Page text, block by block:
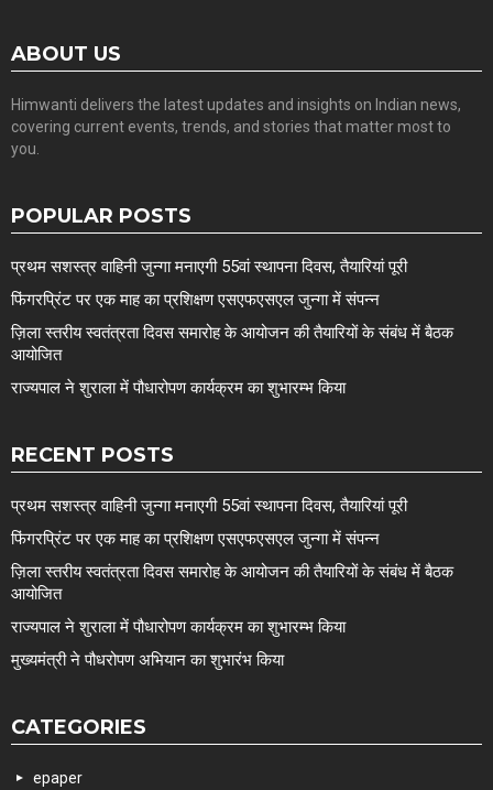
ABOUT US
Himwanti delivers the latest updates and insights on Indian news,
covering current events, trends, and stories that matter most to
you.
POPULAR POSTS
प्रथम सशस्त्र वाहिनी जुन्गा मनाएगी 55वां स्थापना दिवस, तैयारियां पूरी
फिंगरप्रिंट पर एक माह का प्रशिक्षण एसएफएसएल जुन्गा में संपन्न
ज़िला स्तरीय स्वतंत्रता दिवस समारोह के आयोजन की तैयारियों के संबंध में बैठक
आयोजित
राज्यपाल ने शुराला में पौधारोपण कार्यक्रम का शुभारम्भ किया
RECENT POSTS
प्रथम सशस्त्र वाहिनी जुन्गा मनाएगी 55वां स्थापना दिवस, तैयारियां पूरी
फिंगरप्रिंट पर एक माह का प्रशिक्षण एसएफएसएल जुन्गा में संपन्न
ज़िला स्तरीय स्वतंत्रता दिवस समारोह के आयोजन की तैयारियों के संबंध में बैठक
आयोजित
राज्यपाल ने शुराला में पौधारोपण कार्यक्रम का शुभारम्भ किया
मुख्यमंत्री ने पौधरोपण अभियान का शुभारंभ किया
CATEGORIES
epaper